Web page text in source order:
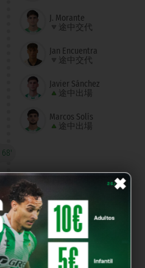
×
J. Morante
途中交代
Jan Encuentra
途中交代
Javier Sánchez
途中出場
Marcos Solís
途中出場
68'